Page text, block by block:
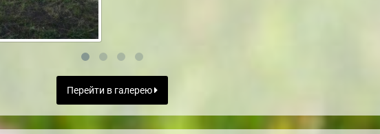
Перейти в галерею